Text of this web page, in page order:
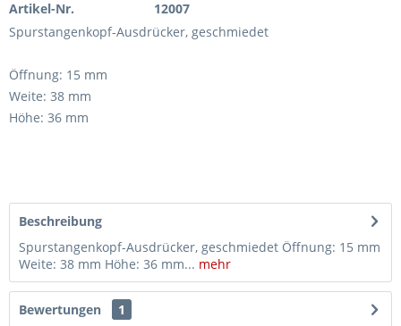
Artikel-Nr.
12007
Spurstangenkopf-Ausdrücker, geschmiedet
Öffnung: 15 mm
Weite: 38 mm
Höhe: 36 mm
Beschreibung
Spurstangenkopf-Ausdrücker, geschmiedet Öffnung: 15 mm
Weite: 38 mm Höhe: 36 mm... mehr
Bewertungen
1